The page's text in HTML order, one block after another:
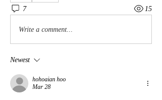
7 15
Write a comment...
Newest
hohoaian hoo
Mar 28